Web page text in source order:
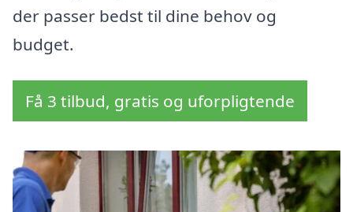
der passer bedst til dine behov og
budget.
Få 3 tilbud, gratis og uforpligtende